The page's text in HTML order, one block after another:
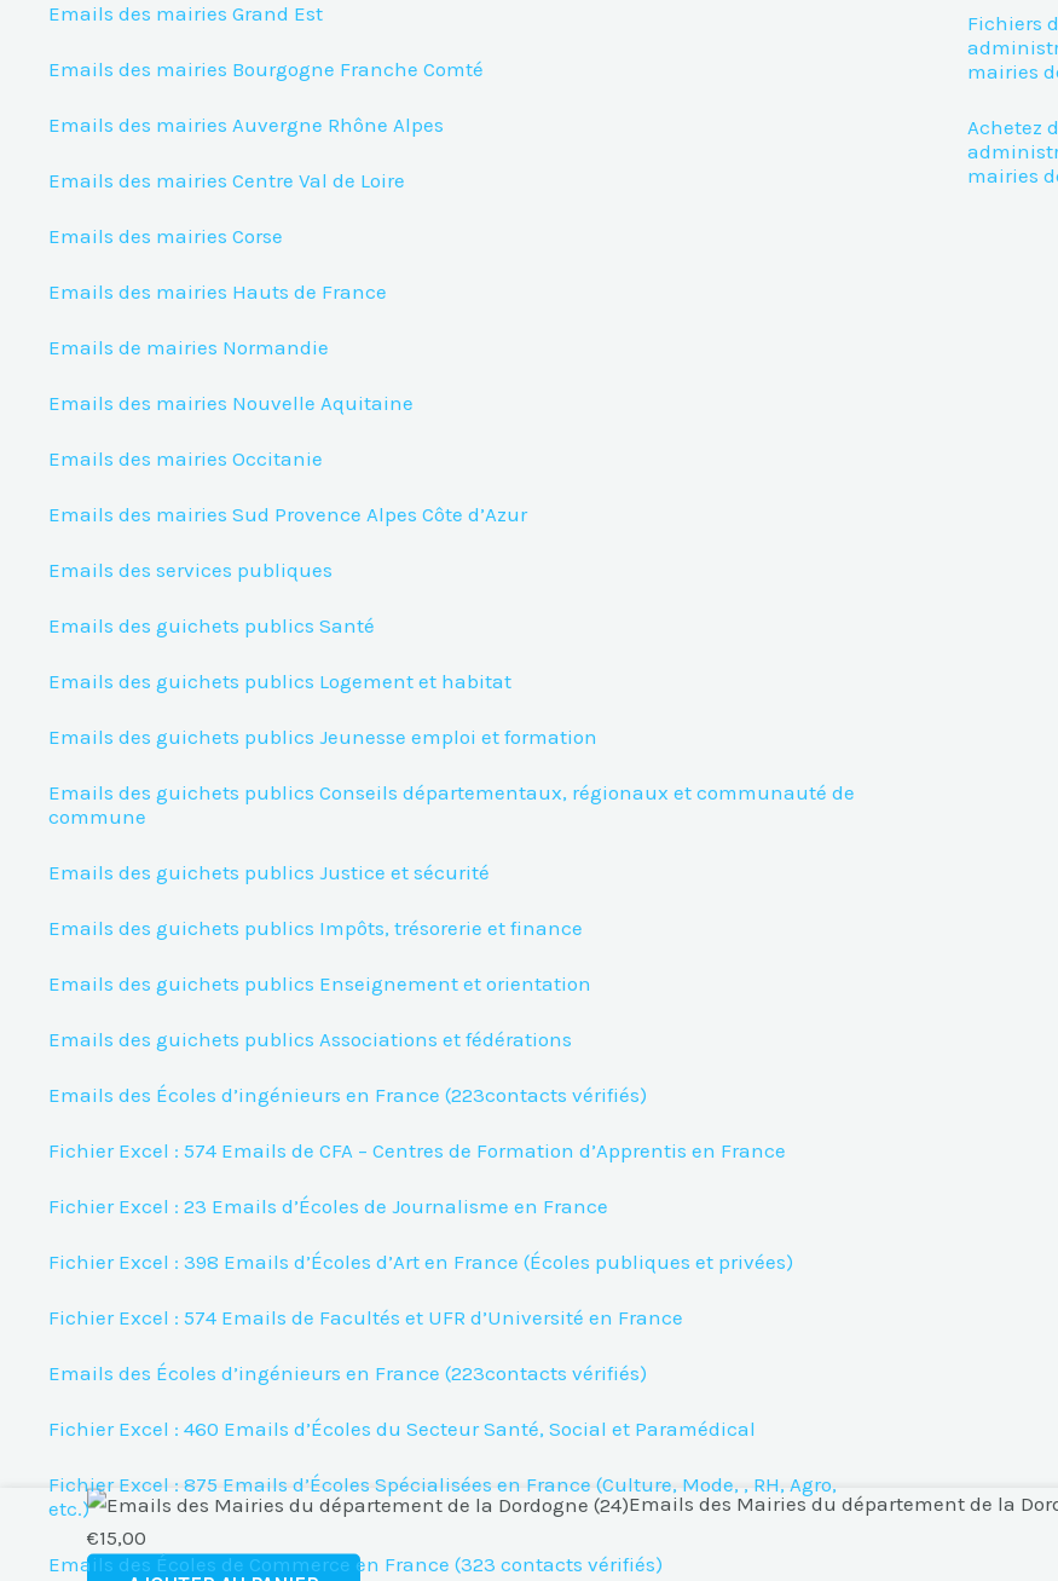
Emails des mairies Grand Est
Emails des mairies Bourgogne Franche Comté
Emails des mairies Auvergne Rhône Alpes
Emails des mairies Centre Val de Loire
Emails des mairies Corse
Emails des mairies Hauts de France
Emails de mairies Normandie
Emails des mairies Nouvelle Aquitaine
Emails des mairies Occitanie
Emails des mairies Sud Provence Alpes Côte d’Azur
Emails des services publiques
Emails des guichets publics Santé
Emails des guichets publics Logement et habitat
Emails des guichets publics Jeunesse emploi et formation
Emails des guichets publics Conseils départementaux, régionaux et communauté de
commune
Emails des guichets publics Justice et sécurité
Emails des guichets publics Impôts, trésorerie et finance
Emails des guichets publics Enseignement et orientation
Emails des guichets publics Associations et fédérations
Emails des Écoles d’ingénieurs en France (223contacts vérifiés)
Fichier Excel : 574 Emails de CFA – Centres de Formation d’Apprentis en France
Fichier Excel : 23 Emails d’Écoles de Journalisme en France
Fichier Excel : 398 Emails d’Écoles d’Art en France (Écoles publiques et privées)
Fichier Excel : 574 Emails de Facultés et UFR d’Université en France
Emails des Écoles d’ingénieurs en France (223contacts vérifiés)
Fichier Excel : 460 Emails d’Écoles du Secteur Santé, Social et Paramédical
Fichier Excel : 875 Emails d’Écoles Spécialisées en France (Culture, Mode, , RH, Agro,
etc.)
Emails des Écoles de Commerce en France (323 contacts vérifiés)
Fichiers
mairies
Achetez
mairies
Emails des Mairies du département de la
€15,00
quantité
de
Emails